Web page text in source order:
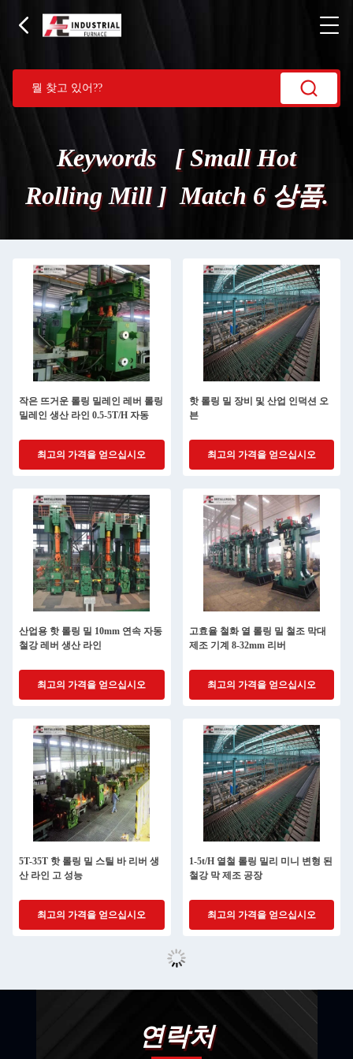
Keywords [ Small Hot
Rolling Mill ] Match 6 상품.
작은 뜨거운 롤링 밀레인 레버 롤링
밀레인 생산 라인 0.5-5T/H 자동
최고의 가격을 얻으십시오
핫 롤링 밀 장비 및 산업 인덕션 오
븐
최고의 가격을 얻으십시오
산업용 핫 롤링 밀 10mm 연속 자동
철강 레버 생산 라인
최고의 가격을 얻으십시오
고효율 철화 열 롤링 밀 철조 막대
제조 기계 8-32mm 리버
최고의 가격을 얻으십시오
5T-35T 핫 롤링 밀 스틸 바 리버 생
산 라인 고 성능
최고의 가격을 얻으십시오
1-5t/H 열철 롤링 밀리 미니 변형 된
철강 막 제조 공장
최고의 가격을 얻으십시오
연락처